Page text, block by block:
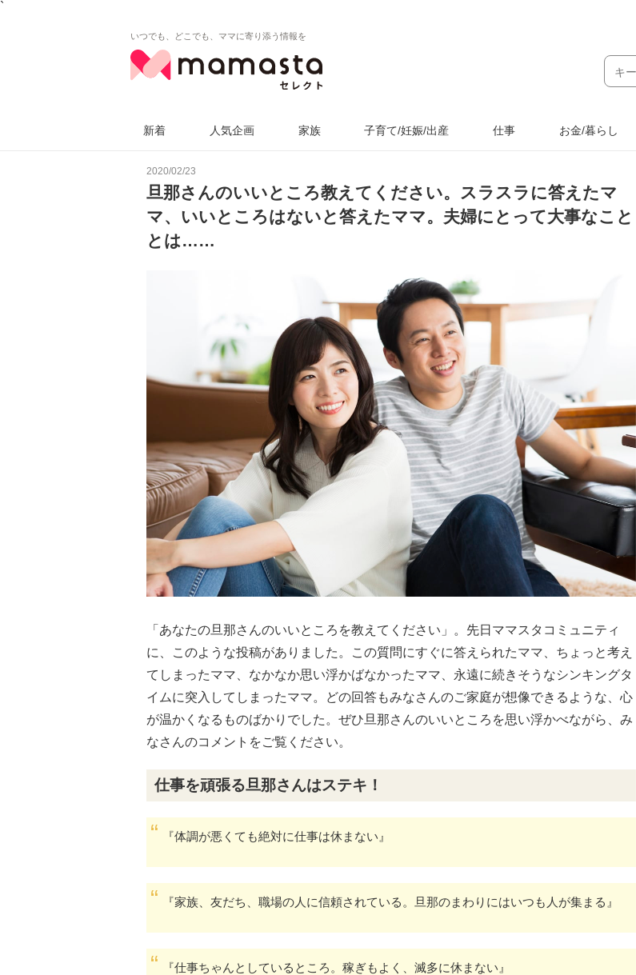
`
いつでも、どこでも、ママに寄り添う情報を
新着 人気企画 家族 子育て/妊娠/出産 仕事 お金/暮らし
2020/02/23
旦那さんのいいところ教えてください。スラスラに答えたマ
マ、いいところはないと答えたママ。夫婦にとって大事なこと
とは……
「あなたの旦那さんのいいところを教えてください」。先日ママスタコミュニティ
に、このような投稿がありました。この質問にすぐに答えられたママ、ちょっと考え
てしまったママ、なかなか思い浮かばなかったママ、永遠に続きそうなシンキングタ
イムに突入してしまったママ。どの回答もみなさんのご家庭が想像できるような、心
が温かくなるものばかりでした。ぜひ旦那さんのいいところを思い浮かべながら、み
なさんのコメントをご覧ください。
仕事を頑張る旦那さんはステキ！
『体調が悪くても絶対に仕事は休まない』
『家族、友だち、職場の人に信頼されている。旦那のまわりにはいつも人が集まる』
『仕事ちゃんとしているところ。稼ぎもよく、滅多に休まない』